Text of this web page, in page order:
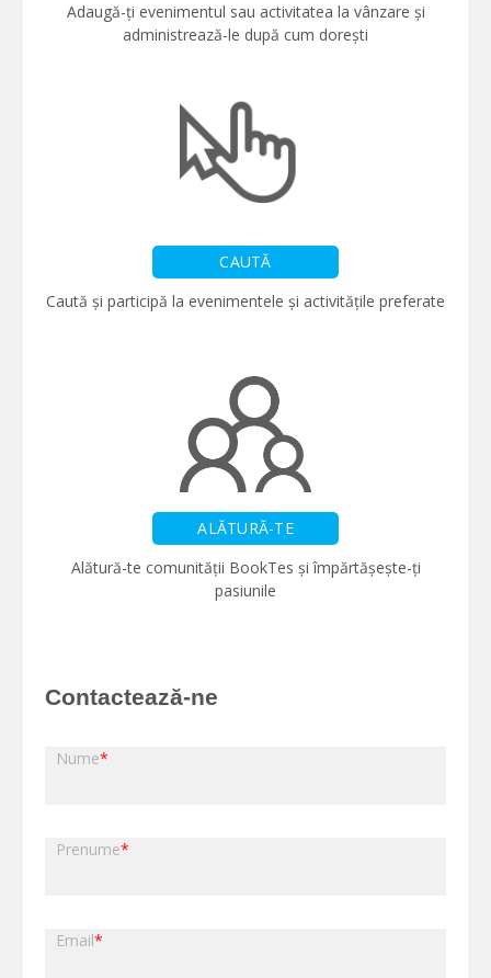
Adaugă-ți evenimentul sau activitatea la vânzare și
administrează-le după cum dorești
CAUTĂ
Caută și participă la evenimentele și activitățile preferate
ALĂTURĂ-TE
Alătură-te comunității BookTes și împărtășește-ți
pasiunile
Contactează-ne
Nume*
Prenume*
Email*